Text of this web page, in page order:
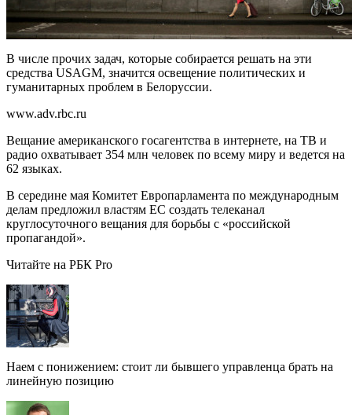
В числе прочих задач, которые собирается решать на эти
средства USAGM, значится освещение политических и
гуманитарных проблем в Белоруссии.
www.adv.rbc.ru
Вещание американского госагентства в интернете, на ТВ и
радио охватывает 354 млн человек по всему миру и ведется на
62 языках.
В середине мая Комитет Европарламента по международным
делам предложил властям ЕС создать телеканал
круглосуточного вещания для борьбы с «российской
пропагандой».
Читайте на РБК Pro
Наем с понижением: стоит ли бывшего управленца брать на
линейную позицию